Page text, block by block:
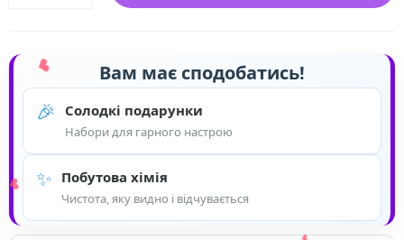
Вам має сподобатись!
🎉 Солодкі подарунки
Набори для гарного настрою
✨ Побутова хімія
Чистота, яку видно і відчувається